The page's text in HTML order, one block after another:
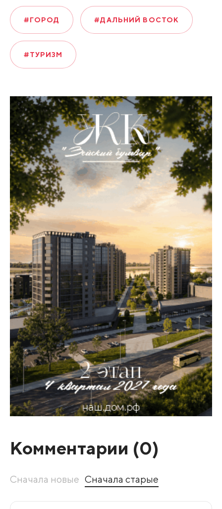
#ГОРОД #ДАЛЬНИЙ ВОСТОК
#ТУРИЗМ
Комментарии (0)
Сначала новые Сначала старые